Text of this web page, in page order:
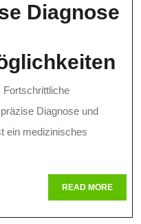
Diagnose
Fortschrittliche
Diagnose und
ein medizinisches
READ MOREREAD
MORE